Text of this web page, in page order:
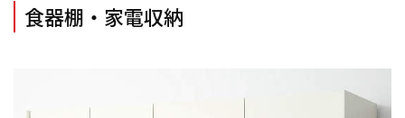
食器棚・家電収納